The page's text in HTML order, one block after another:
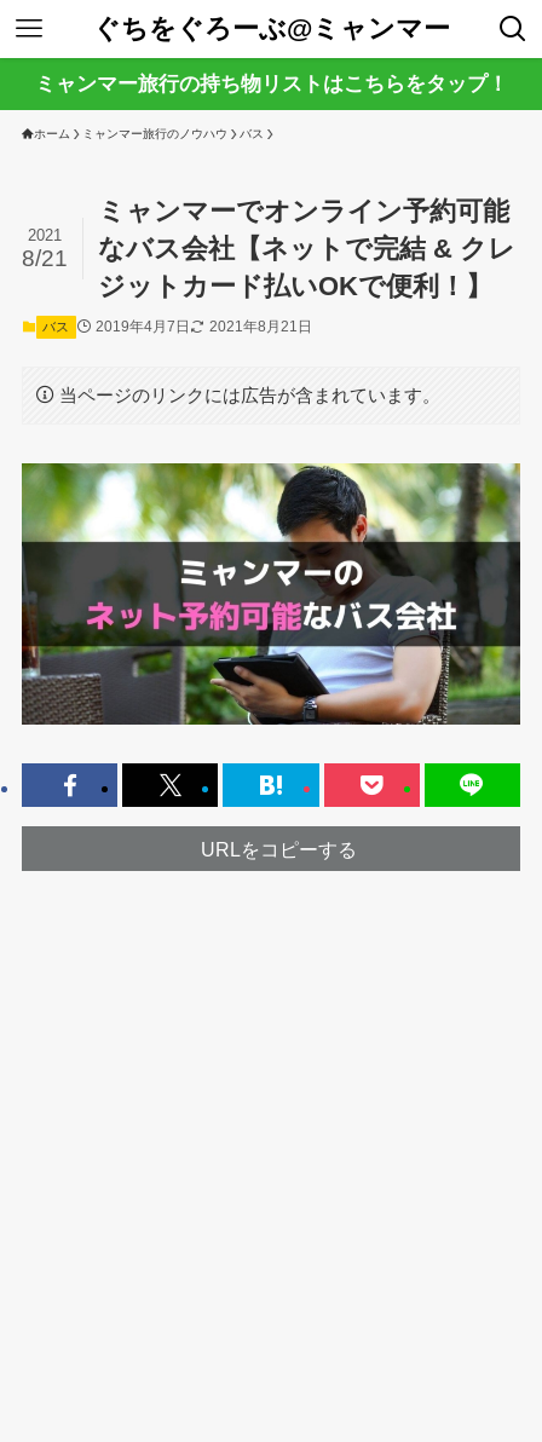
ぐちをぐろーぶ@ミャンマー
ミャンマー旅行の持ち物リストはこちらをタップ！
ホーム ミャンマー旅行のノウハウ バス
ミャンマーでオンライン予約可能
なバス会社【ネットで完結 & クレ
ジットカード払いOKで便利！】
2021
8/21
バス 2019年4月7日 2021年8月21日
当ページのリンクには広告が含まれています。
URLをコピーする